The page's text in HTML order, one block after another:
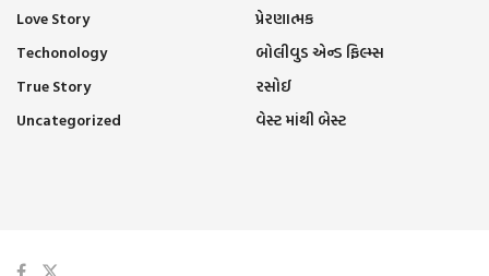
Love Story
Techonology
True Story
Uncategorized
પ્રેરણાત્મક
બોલીવુડ એન્ડ ફિલ્મ્સ
રસોઈ
વેસ્ટ માંથી બેસ્ટ